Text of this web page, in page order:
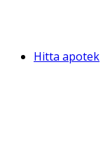
Hitta apotek